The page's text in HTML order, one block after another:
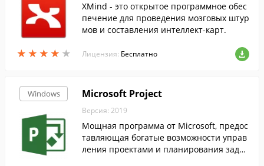
★ ★ ★ ★ ★
★ ★ ★ ★ ★
XMind - это открытое программное обес
печение для проведения мозговых штур
мов и составления интеллект-карт.
Лицензия: Бесплатно
Windows Microsoft Project
Версия: 2019
Мощная программа от Microsoft, предос
тавляющая богатые возможности управ
ления проектами и планирования задач